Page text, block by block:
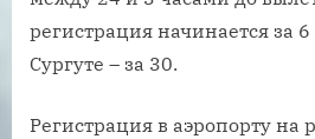
регистрация начинается за
Сургуте – за 30.
Регистрация в аэропорту на